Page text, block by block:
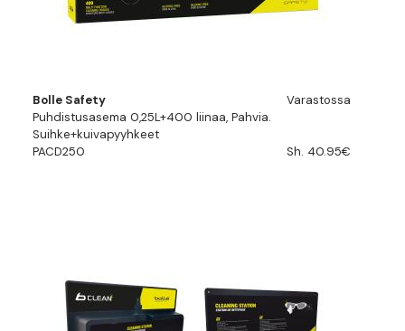
Bolle Safety
Varastossa
Puhdistusasema 0,25L+400 liinaa, Pahvia.
Suihke+kuivapyyhkeet
PACD250
Sh. 40.95€